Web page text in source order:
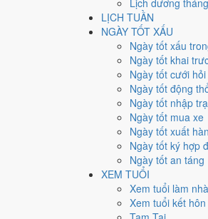
Lịch dương
LỊCH TUẦN
NGÀY TỐT XẤU
Ngày tốt xấu
Ngày tốt khai
Ngày tốt cưới
Ngày tốt động
Ngày tốt nhập
Ngày tốt mua xe
Ngày tốt xuất
Ngày tốt ký hợp
Ngày tốt an táng
XEM TUỔI
Xem tuổi làm nhà
Xem tuổi kết hôn
Ngày Dương
Thứ Hai
Tháng 2 năm 2027
Tháng 12 âm năm 2026
Tân Hợi